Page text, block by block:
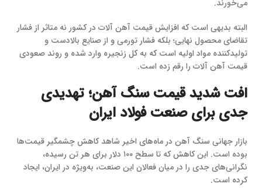
می‌خورند.
البته بدیهی است که افزایش قیمت آهن آلات در کشور نه متاثر از فشار
تقاضای محصول نهایی؛ بلکه فشار تورمی و از صنایع بالادست و
تولیدکننده مواد اولیه است که به کل زنجیره‌ وارد شده و روند صعودی
قیمت آهن آلات را رقم زده است.
افت شدید قیمت سنگ آهن؛ تهدیدی
جدی برای صنعت فولاد ایران
بازار جهانی سنگ آهن در ماه‌های اخیر شاهد کاهش چشمگیر قیمت‌ها
بوده است. این کاهش که تا سطح ۱۰۰ دلار برای هر تن رسیده،
نگرانی‌های جدی را در میان فعالان این صنعت، به‌ویژه در ایران، ایجاد
کرده است.